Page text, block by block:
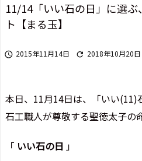
11/14「いい石の日」に選
ト【まる玉】
 2015年11月14日  2018年10月20日
本日、11月14日は、「いい(11)
石工職人が尊敬する聖徳太子の
「 いい石の日 」